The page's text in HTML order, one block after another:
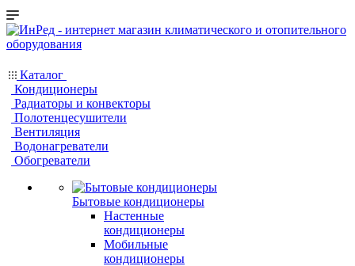
Каталог
Кондиционеры
Радиаторы и конвекторы
Полотенцесушители
Вентиляция
Водонагреватели
Обогреватели
Бытовые кондиционеры
Настенные
кондиционеры
Мобильные
кондиционеры